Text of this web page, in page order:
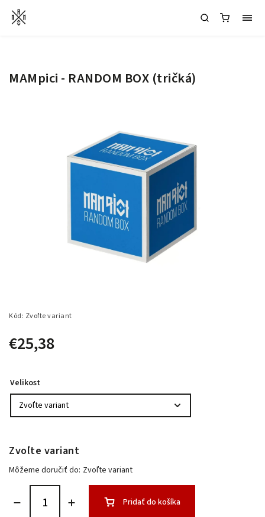
MAMpici - RANDOM BOX (tričká)
Kód: Zvoľte variant
€25,38
Velikost
Zvoľte variant
Môžeme doručiť do: Zvoľte variant
Pridať do košíka